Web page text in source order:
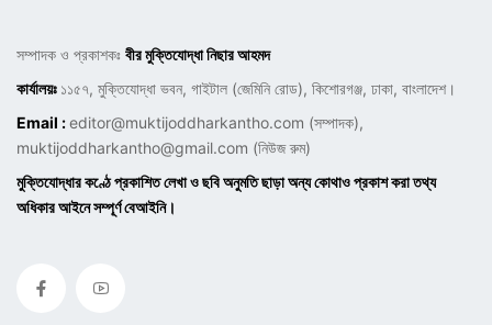
সম্পাদক ও প্রকাশকঃ বীর মুক্তিযোদ্ধা নিছার আহমদ
কার্যালয়ঃ ১১৫৭, মুক্তিযোদ্ধা ভবন, গাইটাল (জেমিনি রোড), কিশোরগঞ্জ, ঢাকা, বাংলাদেশ।
Email :editor@muktijoddharkantho.com (সম্পাদক),
muktijoddharkantho@gmail.com (নিউজ রুম)
মুক্তিযোদ্ধার কণ্ঠে প্রকাশিত লেখা ও ছবি অনুমতি ছাড়া অন্য কোথাও প্রকাশ করা তথ্য
অধিকার আইনে সম্পূর্ণ বেআইনি।